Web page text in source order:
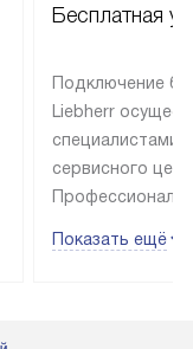
Бесплатная
Подключение
Liebherr
специалистами
сервисного
эксплуатации
Показать ещё